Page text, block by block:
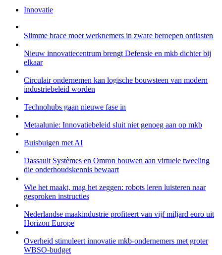
Innovatie
Slimme brace moet werknemers in zware beroepen ontlasten
Nieuw innovatiecentrum brengt Defensie en mkb dichter bij
elkaar
Circulair ondernemen kan logische bouwsteen van modern
industriebeleid worden
Technohubs gaan nieuwe fase in
Metaalunie: Innovatiebeleid sluit niet genoeg aan op mkb
Buisbuigen met AI
Dassault Systèmes en Omron bouwen aan virtuele tweeling
die onderhoudskennis bewaart
Wie het maakt, mag het zeggen: robots leren luisteren naar
gesproken instructies
Nederlandse maakindustrie profiteert van vijf miljard euro uit
Horizon Europe
Overheid stimuleert innovatie mkb-ondernemers met groter
WBSO-budget